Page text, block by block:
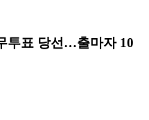
투표 당선…출마자 10